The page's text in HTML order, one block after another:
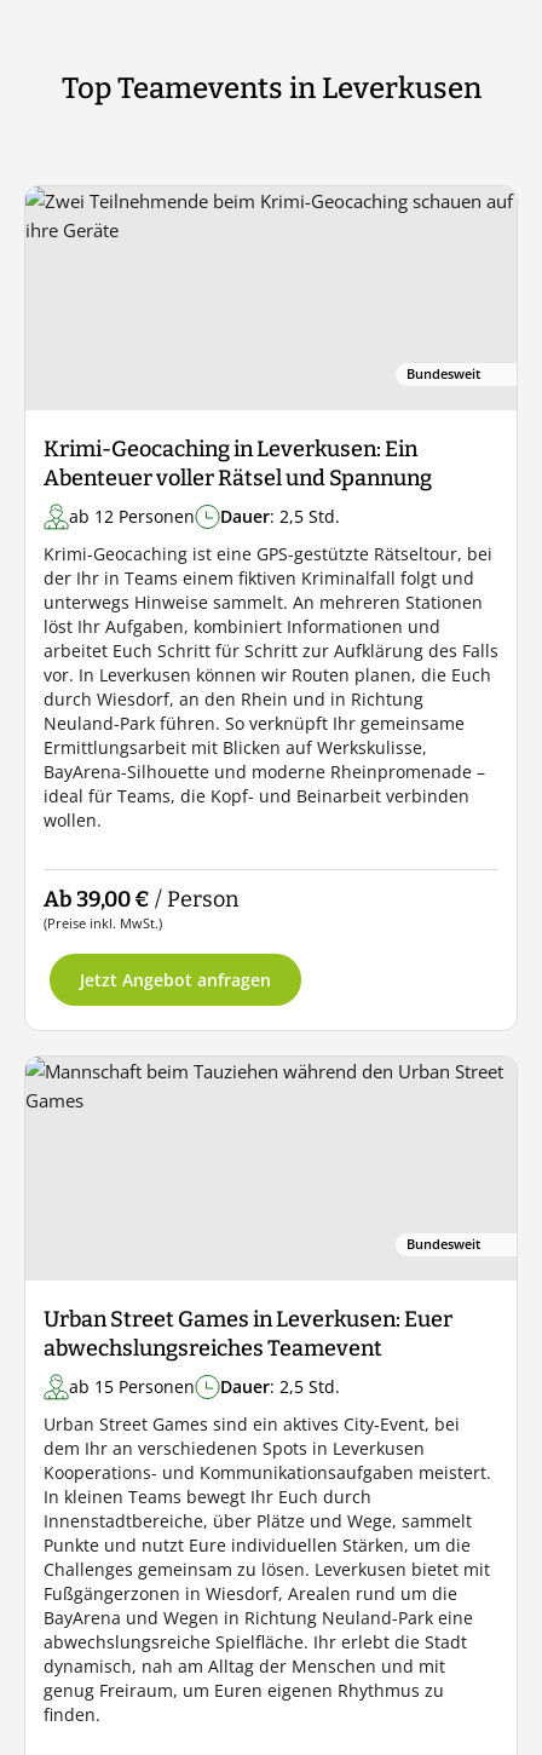
Top Teamevents in Leverkusen
Bundesweit
Krimi-Geocaching in Leverkusen: Ein
Abenteuer voller Rätsel und Spannung
ab 12 Personen Dauer: 2,5 Std.
Krimi-Geocaching ist eine GPS-gestützte Rätseltour, bei
der Ihr in Teams einem fiktiven Kriminalfall folgt und
unterwegs Hinweise sammelt. An mehreren Stationen
löst Ihr Aufgaben, kombiniert Informationen und
arbeitet Euch Schritt für Schritt zur Aufklärung des Falls
vor. In Leverkusen können wir Routen planen, die Euch
durch Wiesdorf, an den Rhein und in Richtung
Neuland-Park führen. So verknüpft Ihr gemeinsame
Ermittlungsarbeit mit Blicken auf Werkskulisse,
BayArena-Silhouette und moderne Rheinpromenade –
ideal für Teams, die Kopf- und Beinarbeit verbinden
wollen.
Ab 39,00 € / Person
(Preise inkl. MwSt.)
Jetzt Angebot anfragen
Bundesweit
Urban Street Games in Leverkusen: Euer
abwechslungsreiches Teamevent
ab 15 Personen Dauer: 2,5 Std.
Urban Street Games sind ein aktives City-Event, bei
dem Ihr an verschiedenen Spots in Leverkusen
Kooperations- und Kommunikationsaufgaben meistert.
In kleinen Teams bewegt Ihr Euch durch
Innenstadtbereiche, über Plätze und Wege, sammelt
Punkte und nutzt Eure individuellen Stärken, um die
Challenges gemeinsam zu lösen. Leverkusen bietet mit
Fußgängerzonen in Wiesdorf, Arealen rund um die
BayArena und Wegen in Richtung Neuland-Park eine
abwechslungsreiche Spielfläche. Ihr erlebt die Stadt
dynamisch, nah am Alltag der Menschen und mit
genug Freiraum, um Euren eigenen Rhythmus zu
finden.